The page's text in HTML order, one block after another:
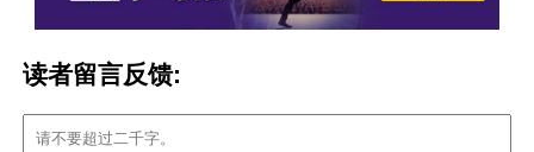
读者留言反馈: